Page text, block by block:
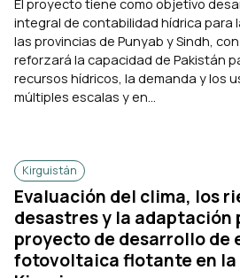
integral de contabilidad hídrica para
las provincias de Punyab y Sindh,
reforzará la capacidad de Pakistán
recursos hídricos, la demanda y los
múltiples escalas y en...
Kirguistán
Evaluación del clima, los
desastres y la adaptación
proyecto de desarrollo de
fotovoltaica flotante en la